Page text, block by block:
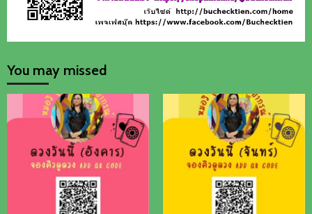
You may missed